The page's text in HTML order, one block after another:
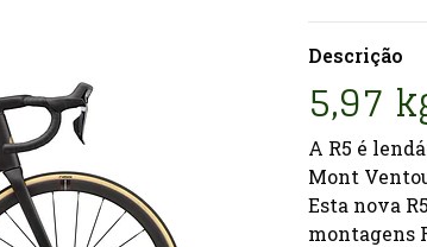
Descrição
5,97
A R5 é
Mont
Esta nova
montagens